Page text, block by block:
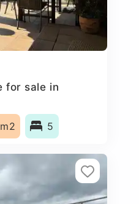
for sale in
5